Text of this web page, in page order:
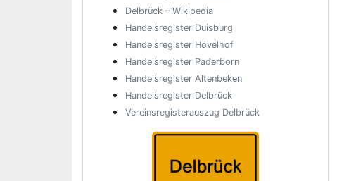
Delbrück – Wikipedia
Handelsregister Duisburg
Handelsregister Hövelhof
Handelsregister Paderborn
Handelsregister Altenbeken
Handelsregister Delbrück
Vereinsregisterauszug Delbrück